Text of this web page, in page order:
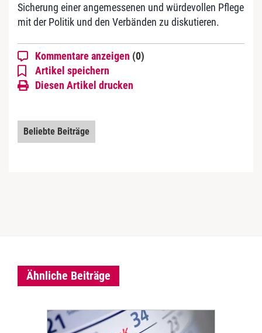
Sicherung einer angemessenen und würdevollen Pflege
mit der Politik und den Verbänden zu diskutieren.
Kommentare anzeigen (0)
Artikel speichern
Diesen Artikel drucken
Beliebte Beiträge
Ähnliche Beiträge